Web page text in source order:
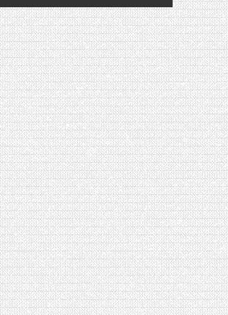
DU MOIS D’AVRIL 2024
POIDS SANTÉ #67 : L’AVIS
CE N’EST QUE LA VIE DES
: LES MY LITTLE &
DES MOIS DE FÉVRIER ET
AKILA
DU MOIS
#34 : IDÉES